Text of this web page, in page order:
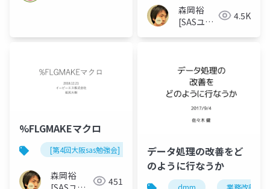
森岡裕
[SASユー
4.5K
%FLGMAKEマクロ
[第4回大阪sas勉強会]
森岡裕
451
データ処理の改善をど
のように行なうか
dmm 業務改善